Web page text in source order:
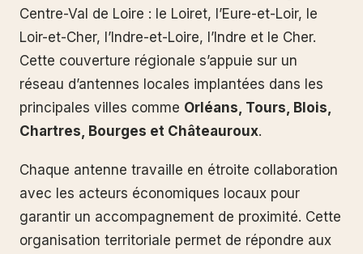
Centre-Val de Loire : le Loiret, l’Eure-et-Loir, le
Loir-et-Cher, l’Indre-et-Loire, l’Indre et le Cher.
Cette couverture régionale s’appuie sur un
réseau d’antennes locales implantées dans les
principales villes comme Orléans, Tours, Blois,
Chartres, Bourges et Châteauroux.
Chaque antenne travaille en étroite collaboration
avec les acteurs économiques locaux pour
garantir un accompagnement de proximité. Cette
organisation territoriale permet de répondre aux